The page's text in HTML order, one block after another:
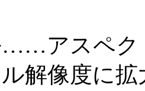
……アスペク
解像度に